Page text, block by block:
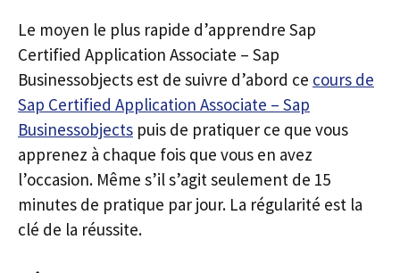
Le moyen le plus rapide d’apprendre Sap
Certified Application Associate – Sap
Businessobjects est de suivre d’abord ce cours de
Sap Certified Application Associate – Sap
Businessobjects puis de pratiquer ce que vous
apprenez à chaque fois que vous en avez
l’occasion. Même s’il s’agit seulement de 15
minutes de pratique par jour. La régularité est la
clé de la réussite.